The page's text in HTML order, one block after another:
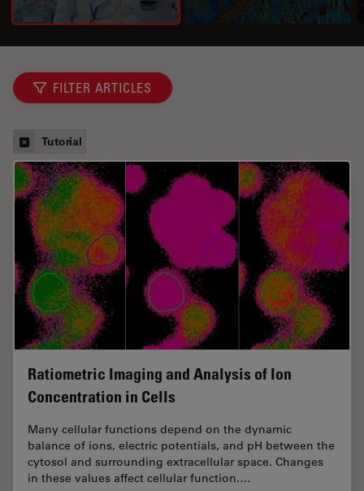
FILTER ARTICLES
Tutorial
Ratiometric Imaging and Analysis of Ion
Concentration in Cells
Many cellular functions depend on the dynamic
balance of ions, electric potentials, and pH between the
cytosol and surrounding extracellular space. Changes
in these values affect cellular function.…